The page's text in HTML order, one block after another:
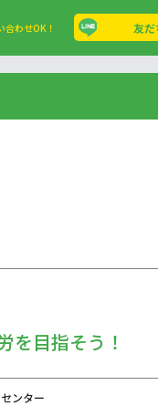
合わせOK！ 友だ
を目指そう！
ンター